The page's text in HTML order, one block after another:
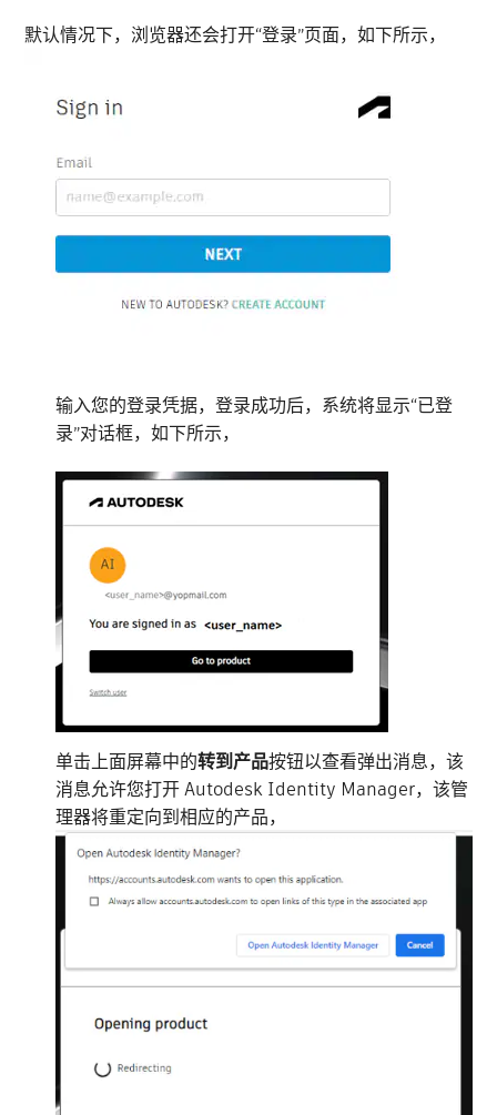
默认情况下，浏览器还会打开“登录”页面，如下所示，
输入您的登录凭据，登录成功后，系统将显示“已登
录”对话框，如下所示，
单击上面屏幕中的转到产品按钮以查看弹出消息，该
消息允许您打开 Autodesk Identity Manager，该管
理器将重定向到相应的产品，